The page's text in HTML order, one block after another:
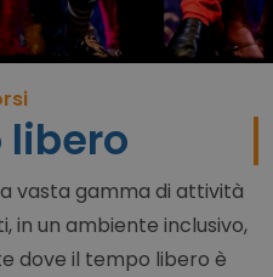
libero
vasta gamma di attività
in un ambiente inclusivo,
dove il tempo libero è